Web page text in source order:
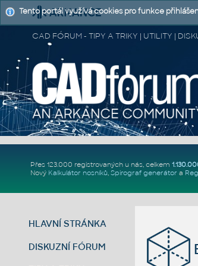
CAD FÓRUM - TIPY A TRIKY | UTILITY |
Přes 123.000 registrovaných u nás, celkem
Nový Kalkulátor nosníků, Spirograf generátor a
HLAVNÍ STRÁNKA
DISKUZNÍ FÓRUM
Tento portál využívá cookies pro funkce